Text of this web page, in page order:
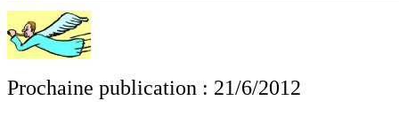
Prochaine publication : 21/6/2012